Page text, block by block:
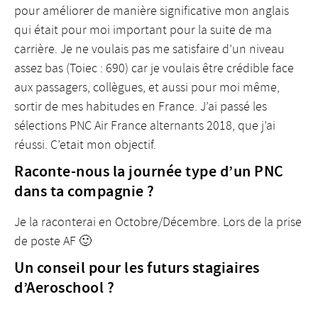
pour améliorer de manière significative mon anglais
qui était pour moi important pour la suite de ma
carrière. Je ne voulais pas me satisfaire d’un niveau
assez bas (Toiec : 690) car je voulais être crédible face
aux passagers, collègues, et aussi pour moi même,
sortir de mes habitudes en France. J’ai passé les
sélections PNC Air France alternants 2018, que j’ai
réussi. C’etait mon objectif.
Raconte-nous la journée type d’un PNC
dans ta compagnie ?
Je la raconterai en Octobre/Décembre. Lors de la prise
de poste AF 🙂
Un conseil pour les futurs stagiaires
d’Aeroschool ?